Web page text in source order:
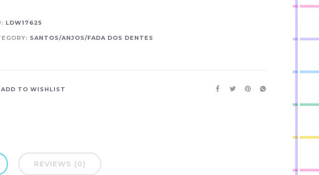
LDW17625
SANTOS/ANJOS/FADA DOS DENTES
ADD TO WISHLIST
REVIEWS (0)